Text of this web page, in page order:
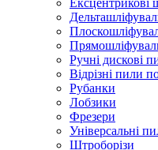
Ексцентрикові
Ручні дискові
Відрізні пили
Рубанки
Лобзики
Фрезери
Універсальні
Штроборізи